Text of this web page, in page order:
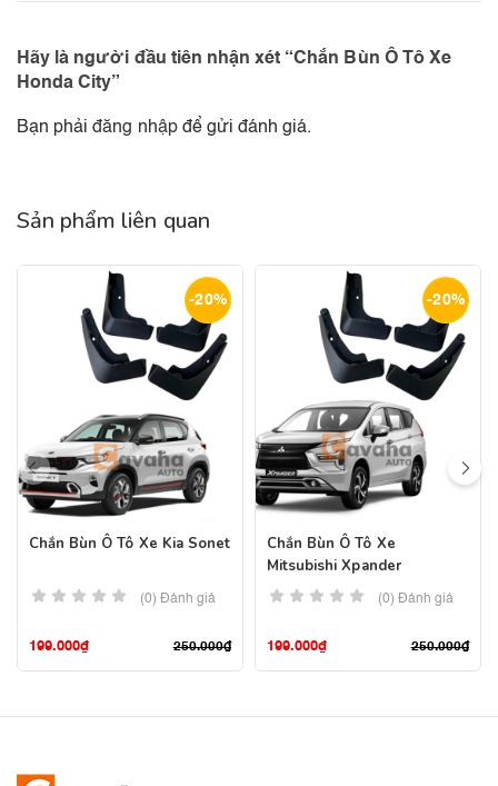
Hãy là người đầu tiên nhận xét “Chắn Bùn Ô Tô Xe
Honda City”
Bạn phảiđăng nhậpđể gửi đánh giá.
Sản phẩm liên quan
-20%
Chắn Bùn Ô Tô Xe Kia Sonet
(0) Đánh giá
250.000₫
199.000₫
-20%
Chắn Bùn Ô Tô Xe
Mitsubishi Xpander
(0) Đánh giá
250.000₫
199.000₫